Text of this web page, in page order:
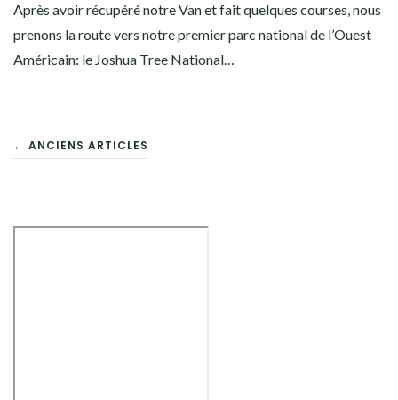
Après avoir récupéré notre Van et fait quelques courses, nous
prenons la route vers notre premier parc national de l’Ouest
Américain: le Joshua Tree National…
NAVIGATION
ARTICLES
← ANCIENS ARTICLES